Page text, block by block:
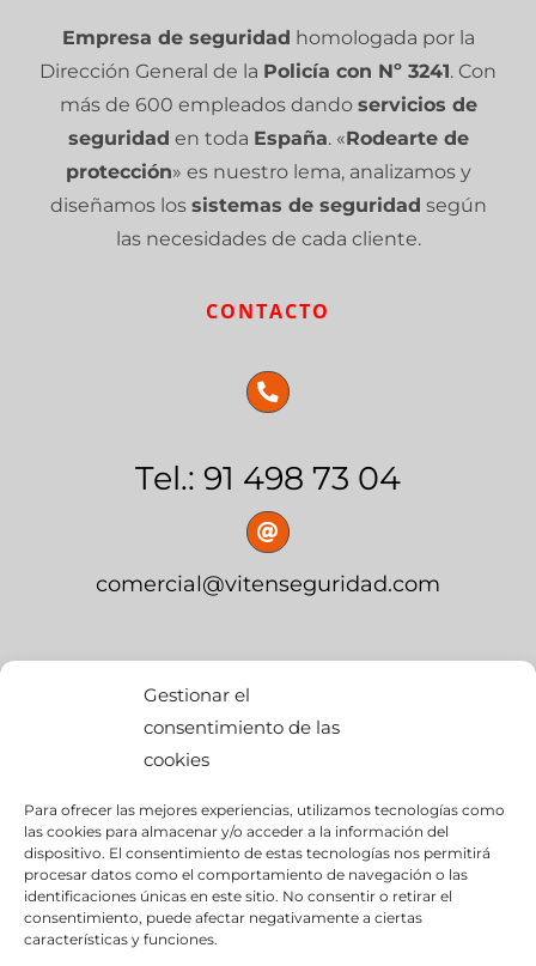
Gestionar el
consentimiento de las
cookies
Para ofrecer las mejores experiencias, utilizamos tecnologías como
las cookies para almacenar y/o acceder a la información del
dispositivo. El consentimiento de estas tecnologías nos permitirá
procesar datos como el comportamiento de navegación o las
identificaciones únicas en este sitio. No consentir o retirar el
consentimiento, puede afectar negativamente a ciertas
características y funciones.
Empresa de seguridad homologada por la
Dirección General de la Policía con Nº 3241. Con
más de 600 empleados dando servicios de
seguridad en toda España. «Rodearte de
protección» es nuestro lema, analizamos y
diseñamos los sistemas de seguridad según
las necesidades de cada cliente.
CONTACTO
Tel.: 91 498 73 04
comercial@vitenseguridad.com
calle Palier, s/n
edif. BMW Momentum,
Pol. Ind. “Ciudad del Automóvil”
28914- Leganés (Madrid)